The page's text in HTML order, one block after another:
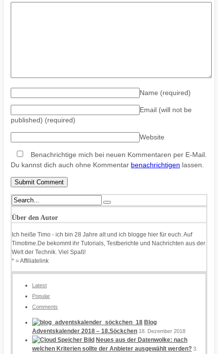
Name (required)
Email (will not be
published) (required)
Website
Benachrichtige mich bei neuen Kommentaren per E-Mail.
Du kannst dich auch ohne Kommentar benachrichtigen lassen.
Über den Autor
Ich heiße Timo - ich bin 28 Jahre alt und ich blogge hier für euch. Auf
Timotime.De bekommt ihr Tutorials, Testberichte und Nachrichten aus der
Welt der Technik. Viel Spaß!
* = Affiliatelink
Latest
Popular
Comments
Blog
Adventskalender 2018 – 18.Söckchen 18. Dezember 2018
Neues aus der Datenwolke: nach
welchen Kriterien sollte der Anbieter ausgewählt werden? 3.